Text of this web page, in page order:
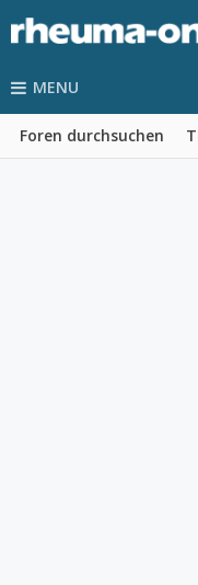
MENU
Foren durchsuchen